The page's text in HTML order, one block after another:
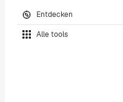
Entdecken
Alle tools